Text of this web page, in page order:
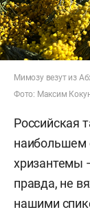
Мимозу везут из
Фото: Максим
Российская
наибольшем
хризантемы
правда, не
нашими